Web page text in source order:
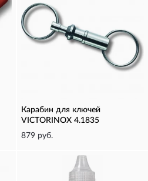
Карабин для ключей
VICTORINOX 4.1835
879 руб.